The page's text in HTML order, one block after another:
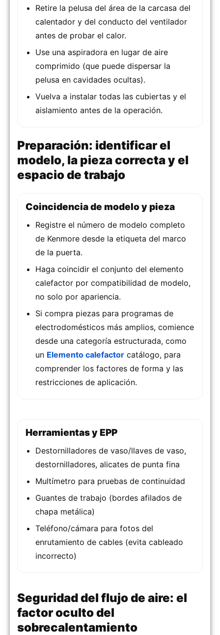
Retire la pelusa del área de la carcasa del
calentador y del conducto del ventilador
antes de probar el calor.
Use una aspiradora en lugar de aire
comprimido (que puede dispersar la
pelusa en cavidades ocultas).
Vuelva a instalar todas las cubiertas y el
aislamiento antes de la operación.
Preparación: identificar el
modelo, la pieza correcta y el
espacio de trabajo
Coincidencia de modelo y pieza
Registre el número de modelo completo
de Kenmore desde la etiqueta del marco
de la puerta.
Haga coincidir el conjunto del elemento
calefactor por compatibilidad de modelo,
no solo por apariencia.
Si compra piezas para programas de
electrodomésticos más amplios, comience
desde una categoría estructurada, como
un Elemento calefactor catálogo, para
comprender los factores de forma y las
restricciones de aplicación.
Herramientas y EPP
Destornilladores de vaso/llaves de vaso,
destornilladores, alicates de punta fina
Multímetro para pruebas de continuidad
Guantes de trabajo (bordes afilados de
chapa metálica)
Teléfono/cámara para fotos del
enrutamiento de cables (evita cableado
incorrecto)
Seguridad del flujo de aire: el
factor oculto del
sobrecalentamiento